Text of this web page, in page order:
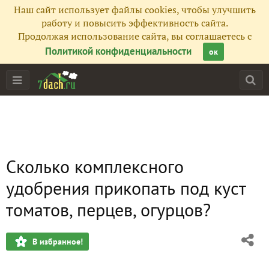
Наш сайт использует файлы cookies, чтобы улучшить
работу и повысить эффективность сайта.
Продолжая использование сайта, вы соглашаетесь с
Политикой конфиденциальности
ок
Сколько комплексного
удобрения прикопать под куст
томатов, перцев, огурцов?
В избранное!